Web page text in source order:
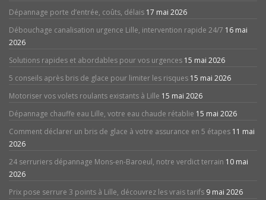
Dépannage porte d’entrée, coûts, délais 17 mai 2026
Débouchage canalisation urgence Lille, intervention rapide 24/7 16 mai
2026
Solutions rapides et abordables pour vos urgences 15 mai 2026
5 conseils après bris de glace pour limiter les risques 15 mai 2026
Motoriser vos volets roulants existants à Lille 15 mai 2026
Dépannage chauffe eau Lille, votre eau chaude rétablie 15 mai 2026
Comment déclarer un bris de glace à votre assurance en 5 étapes 11 mai
2026
24 serruriers dépannage Mons-en-Baroeul, notre verdict terrain 10 mai
2026
Prix pose serrure 3 points à Lille, découvrez les vrais tarifs 9 mai 2026